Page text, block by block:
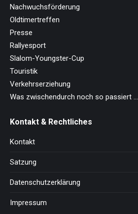
Nachwuchsförderung
Oldtimertreffen
Presse
Rallyesport
Slalom-Youngster-Cup
Touristik
Verkehrserziehung
Was zwischendurch noch so passiert …
Kontakt & Rechtliches
Kontakt
Satzung
Datenschutzerklärung
Impressum